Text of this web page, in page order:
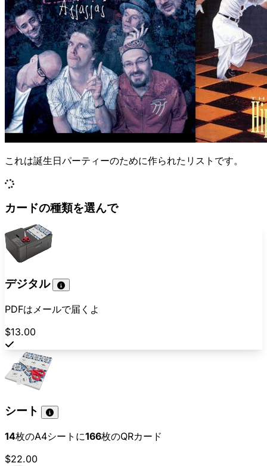
これは誕生日パーティーのために作られたリストです。
カードの種類を選んで
デジタル
PDFはメールで届くよ
$13.00
シート
14枚のA4シートに166枚のQRカード
$22.00